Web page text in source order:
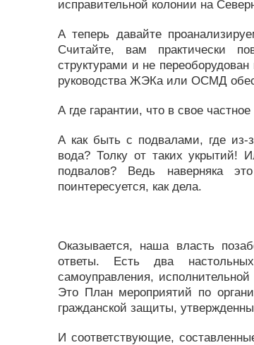
исправительной колонии на
А теперь давайте
Считайте, вам практически
структурами и не
руководства ЖЭКа или ОСМД
А где гарантии, что в свое
А как быть с подвалами, где из-
вода? Толку от таких укрытий!
подвалов? Ведь наверняка
поинтересуется, как дела.
Оказывается, наша власть
ответы. Есть два
самоуправления,
Это План мероприятий по
гражданской защиты,
И соответствующие,